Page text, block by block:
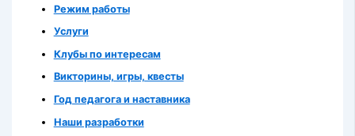
Режим работы
Услуги
Клубы по интересам
Викторины, игры, квесты
Год педагога и наставника
Наши разработки